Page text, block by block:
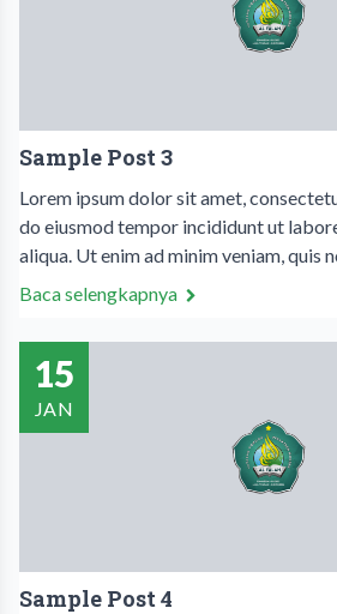
Sample Post 3
Lorem ipsum dolor sit amet,
do eiusmod tempor incididunt ut
aliqua. Ut enim ad minim veniam, quis
Baca selengkapnya
15
JAN
Sample Post 4